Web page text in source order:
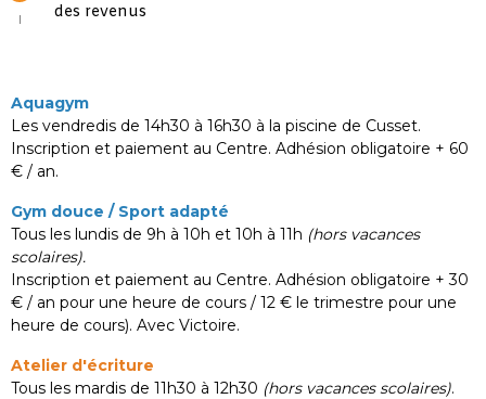
des revenus
Aquagym
Les vendredis de 14h30 à 16h30 à la piscine de Cusset.
Inscription et paiement au Centre. Adhésion obligatoire + 60
€ / an.
Gym douce / Sport adapté
Tous les lundis de 9h à 10h et 10h à 11h (hors vacances
scolaires).
Inscription et paiement au Centre. Adhésion obligatoire + 30
€ / an pour une heure de cours / 12 € le trimestre pour une
heure de cours). Avec Victoire.
Atelier d'écriture
Tous les mardis de 11h30 à 12h30 (hors vacances scolaires).